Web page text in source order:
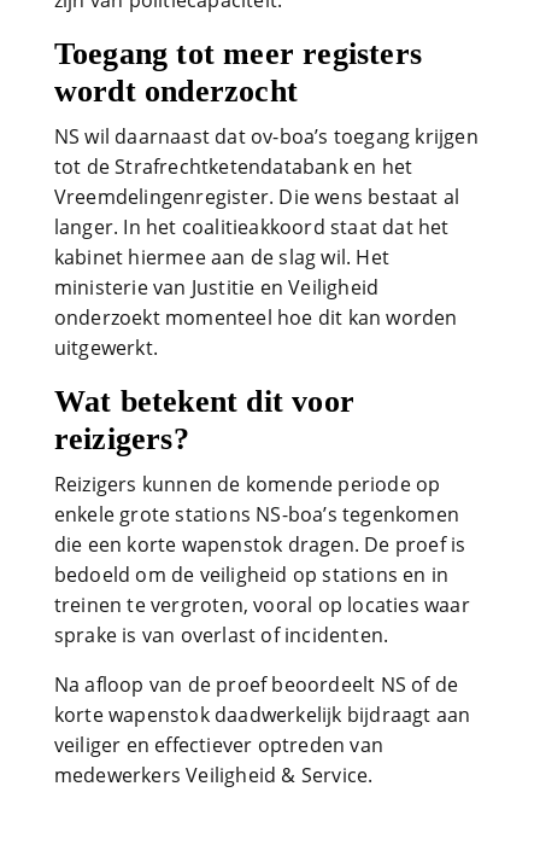
Toegang tot meer registers
wordt onderzocht
NS wil daarnaast dat ov-boa’s toegang krijgen
tot de Strafrechtketendatabank en het
Vreemdelingenregister. Die wens bestaat al
langer. In het coalitieakkoord staat dat het
kabinet hiermee aan de slag wil. Het
ministerie van Justitie en Veiligheid
onderzoekt momenteel hoe dit kan worden
uitgewerkt.
Wat betekent dit voor
reizigers?
Reizigers kunnen de komende periode op
enkele grote stations NS-boa’s tegenkomen
die een korte wapenstok dragen. De proef is
bedoeld om de veiligheid op stations en in
treinen te vergroten, vooral op locaties waar
sprake is van overlast of incidenten.
Na afloop van de proef beoordeelt NS of de
korte wapenstok daadwerkelijk bijdraagt aan
veiliger en effectiever optreden van
medewerkers Veiligheid & Service.